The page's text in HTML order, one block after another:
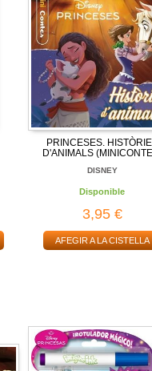
PRINCESES.
D'ANIMALS
DISNEY
Disponible
3,95 €
AFEGIR A LA CISTELLA